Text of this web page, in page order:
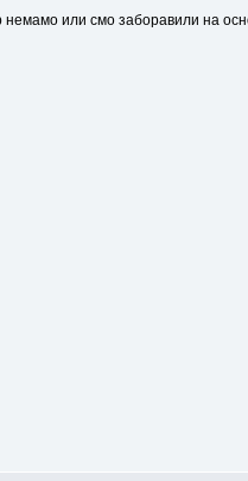
немамо или смо заборавили на